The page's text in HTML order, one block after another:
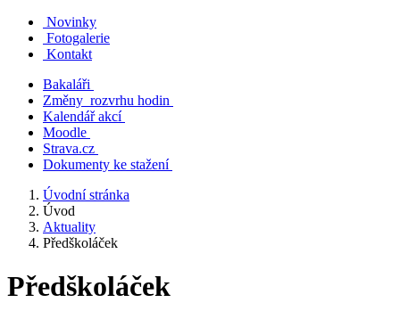
Novinky
Fotogalerie
Kontakt
Bakaláři
Změny rozvrhu hodin
Kalendář akcí
Moodle
Strava.cz
Dokumenty ke stažení
Úvodní stránka
Úvod
Aktuality
Předškoláček
Předškoláček